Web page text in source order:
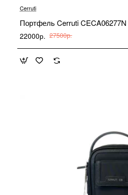
-20%
Cerruti
Портфель Cerruti
22000р. 27500р.